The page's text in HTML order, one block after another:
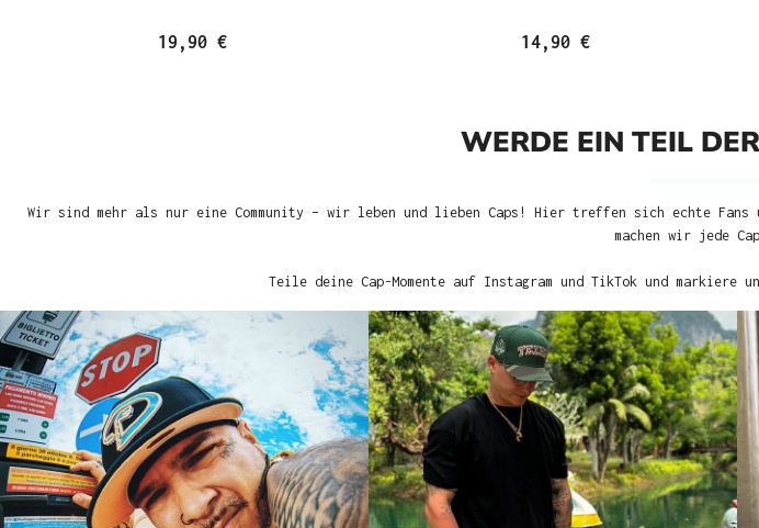
19,90 € 14,90 €
WERDE EIN TEIL
Wir sind mehr als nur eine Community – wir leben und lieben Caps! Hier treffen sich echte
machen wir jede
Teile deine Cap-Momente auf Instagram und TikTok und